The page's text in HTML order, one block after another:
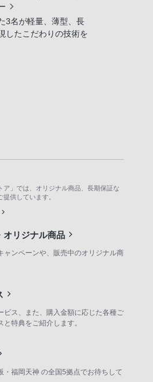
3名が軽量、薄型、長
したこだわりの技術を
ア」では、オリジナル商品、長期保証な
供しています。
オリジナル商品
ャンペーンや、販売中のオリジナル商
ビス、また、購入金額に応じた各種ご
特典をご紹介します。
・福岡天神 の全国5拠点でお待ちして